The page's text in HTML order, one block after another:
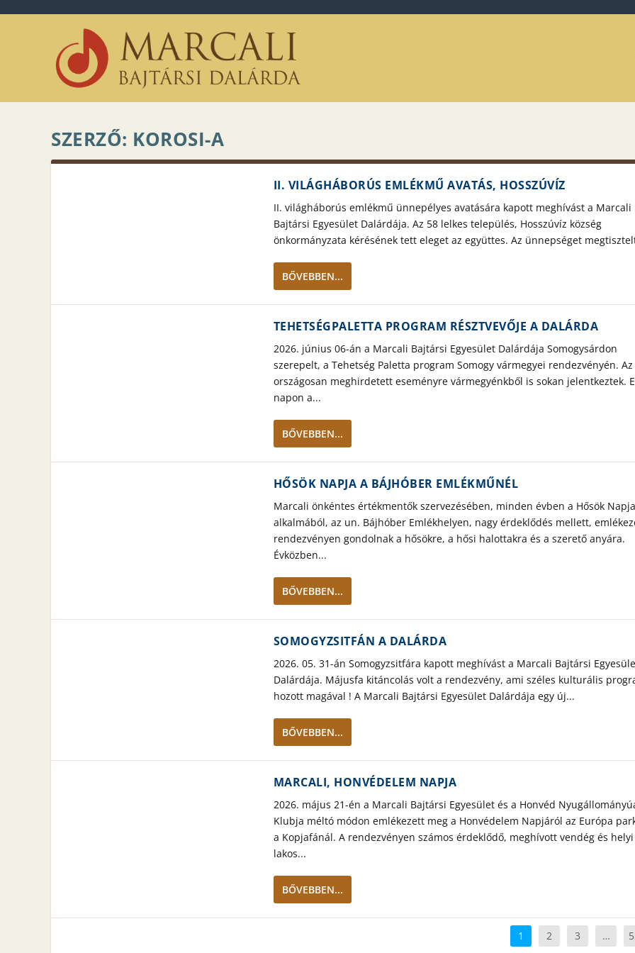
SZERZŐ: KOROSI-A
II. VILÁGHÁBORÚS EMLÉKMŰ AVATÁS, HOSSZÚVÍZ
II. világháborús emlékmű ünnepélyes avatására kapott meghívást a Marcali
Bajtársi Egyesület Dalárdája. Az 58 lelkes település, Hosszúvíz község
önkormányzata kérésének tett eleget az együttes. Az ünnepséget
BŐVEBBEN...
TEHETSÉGPALETTA PROGRAM RÉSZTVEVŐJE A DALÁRDA
2026. június 06-án a Marcali Bajtársi Egyesület Dalárdája Somogysárdon
szerepelt, a Tehetség Paletta program Somogy vármegyei rendezvényén. Az
országosan meghirdetett eseményre vármegyénkből is sokan jelentkeztek.
napon a...
BŐVEBBEN...
HŐSÖK NAPJA A BÁJHÓBER EMLÉKMŰNÉL
Marcali önkéntes értékmentők szervezésében, minden évben a Hősök Napja
alkalmából, az un. Bájhóber Emlékhelyen, nagy érdeklődés mellett,
rendezvényen gondolnak a hősökre, a hősi halottakra és a szerető anyára.
Évközben...
BŐVEBBEN...
SOMOGYZSITFÁN A DALÁRDA
2026. 05. 31-án Somogyzsitfára kapott meghívást a Marcali Bajtársi
Dalárdája. Májusfa kitáncolás volt a rendezvény, ami széles kulturális
hozott magával ! A Marcali Bajtársi Egyesület Dalárdája egy új...
BŐVEBBEN...
MARCALI, HONVÉDELEM NAPJA
2026. május 21-én a Marcali Bajtársi Egyesület és a Honvéd
Klubja méltó módon emlékezett meg a Honvédelem Napjáról az Európa
a Kopjafánál. A rendezvényen számos érdeklődő, meghívott vendég és helyi
lakos...
BŐVEBBEN...
1 2 3 …